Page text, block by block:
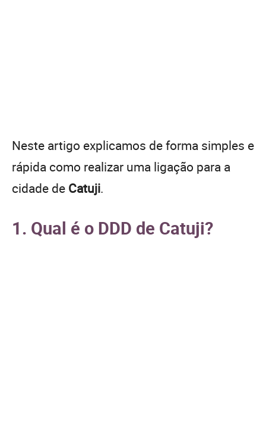
Neste artigo explicamos de forma simples e
rápida como realizar uma ligação para a
cidade de Catuji.
1. Qual é o DDD de Catuji?